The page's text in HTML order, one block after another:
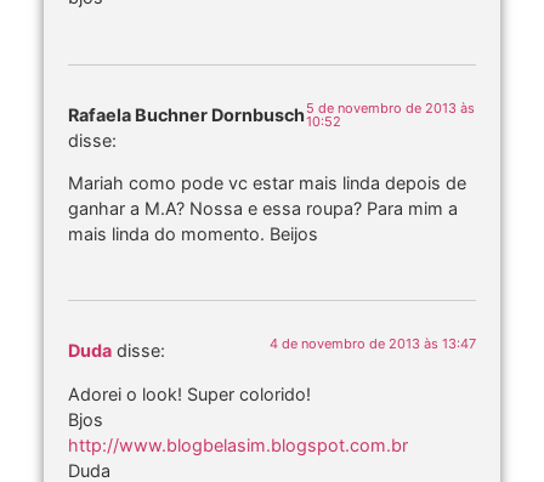
Rafaela Buchner Dornbusch
disse:
5 de novembro de 2013 às
10:52
Mariah como pode vc estar mais linda depois de
ganhar a M.A? Nossa e essa roupa? Para mim a
mais linda do momento. Beijos
Duda disse: 4 de novembro de 2013 às 13:47
Adorei o look! Super colorido!
Bjos
http://www.blogbelasim.blogspot.com.br
Duda